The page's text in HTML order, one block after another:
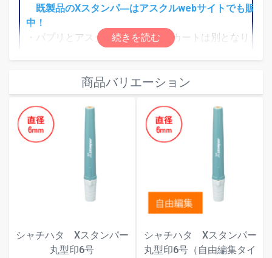
既製品のXスタンパ―はアスクルwebサイトでも販売
中！
・パプリとアスクルWebサイトのカートは別となりま
商品バリエーション
シャチハタ Xスタンパー
丸型印6号
シャチハタ Xスタンパー
丸型印6号（自由編集タイ